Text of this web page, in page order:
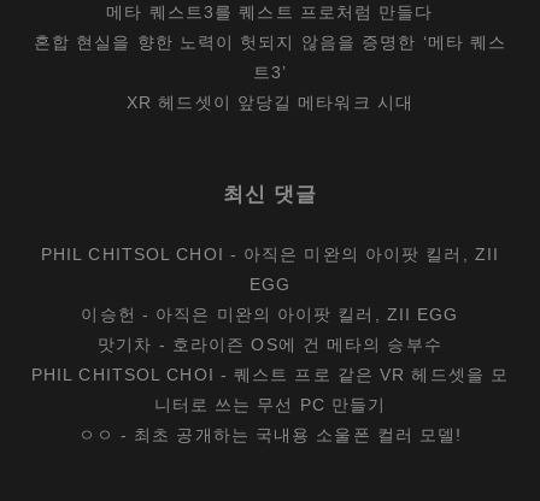
메타 퀘스트3를 퀘스트 프로처럼 만들다
혼합 현실을 향한 노력이 헛되지 않음을 증명한 ‘메타 퀘스
트3’
XR 헤드셋이 앞당길 메타워크 시대
최신 댓글
PHIL CHITSOL CHOI - 아직은 미완의 아이팟 킬러, ZII
EGG
이승헌 - 아직은 미완의 아이팟 킬러, ZII EGG
맛기차 - 호라이즌 OS에 건 메타의 승부수
PHIL CHITSOL CHOI -퀘스트 프로 같은 VR 헤드셋을 모
니터로 쓰는 무선 PC 만들기
ㅇㅇ - 최초 공개하는 국내용 소울폰 컬러 모델!